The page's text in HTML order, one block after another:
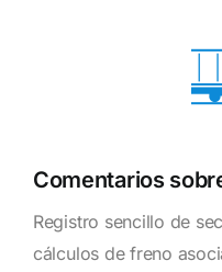
Comentarios
Registro sencillo de
cálculos de freno